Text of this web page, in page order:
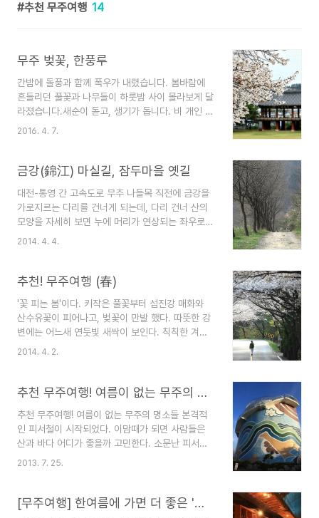
추천 무주여행 14
무주 벚꽃, 한풍루
간밤에 돌풍과 함께 폭우가 내렸습니다. 봄바람에
흔들리던 풀꽃과 나무들이 하룻밤 사이 몰라보게 달
라졌습니다.새순이 돋고, 생기가 돕니다. 비 개인 후
하면 벚꽃길이죠. 꽃비가 내린, 벚꽃이 흩날리는 꽃
주구천동 벚꽃길이 있고,무주 사람들만 간다는,읍내
은 오늘 현재 90% 이상 개화했습니다.이번 주말까
지는 볼만할 것 같습니다. 무주 시외버스터미널 건
너편 언덕 위에 자리한 한풍루는전주 한벽당, 남원
광한루와 함께 호남 3대 누각 중 하나라고 합니다.
북미술관과 김환태 ..
2016. 4. 7.
금강(錦江) 마실길, 잠두마을 옛길
대전-통영 간 고속도로 무주 나들목 직전에 금강을
가로지르는 다리를 건너게 되는데, 다리 건너 산의
모양을 자세히 보면 누에 머리가 연상되는 좌우로
볼록한 봉우리가 있다. 바로 그 아래 마을이 잠두마
2.5km 구간만이 남아 있다. 37번 국도가 확포장되
가로수가 있어 4월 중순이면 꽃길이 된다. 꽃길의
주인공은 벚꽃과 개복숭아꽃, 조팝나무꽃이다. 어제
상황이다. 벚꽃은 아직 이르고, 개복숭아꽃과 조팝
나무꽃만 피어 있다. 다음 주말이 가장 보기 좋을 것
벚꽃길이 열린..
2014. 4. 4.
추천! 무주여행 (春)
'꽃 피는 봄'이다. 키작은 풀꽃부터 섬진강 매화와
산수유꽃이 피어나고, 벚꽃이 만발 했다. 따뜻한 강
변에는 어느새 연둣빛 새싹이 보인다. 칙칙한 겨울
옷을 갈아입는 중이다. 봄은 순식간에 지나간다. 산
벚꽃이 다 떨어져야 마이산 벚꽃이 핀다"는 말이 있
날 걷기 좋은 길과 무주의 봄꽃 명소를 소개한다. 무
주구천동 벚꽃길 산 깊은 골짜기가 많은 무주는 낮
과 밤의 기온차가 커서 벚꽃의 개화가 많이 늦다. 하
지만 올해는 예년에 비해 많이 빠르다. 아마도 다음
을까..
2014. 4. 2.
추천 무주여행! 여름이 없는 무주의 명소들
추천 무주여행! 여름이 없는 무주의 명소들 본격적
인 피서철이 시작되었다. 이맘때가 되면 사람들은
산과 바다 어디가 좋을까 고민한다. 소문난 피서지
라면 어디든 더위를 피해 몰려든 사람들로 북새통을
한여름에도 서늘한 기운이 감도는, 사철 똑같은 온
2013. 7. 25.
[무주여행] 한여름에 가면 더 좋은 '머루와인동굴'